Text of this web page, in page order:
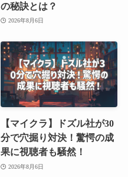
の秘訣とは？
2026年8月6日
【マイクラ】ドズル社が30
分で穴掘り対決！驚愕の成
果に視聴者も騒然！
2026年8月6日